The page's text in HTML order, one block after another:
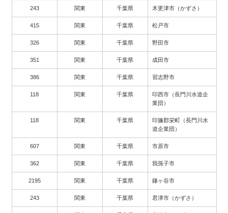
243 関東 千葉県 木更津市（かずさ）
415 関東 千葉県 松戸市
326 関東 千葉県 野田市
351 関東 千葉県 成田市
386 関東 千葉県 習志野市
118 関東 千葉県
印西市（長門川水道企
業団）
118 関東 千葉県
印旛郡栄町（長門川水
道企業団）
607 関東 千葉県 市原市
362 関東 千葉県 我孫子市
2195 関東 千葉県 鎌ヶ谷市
243 関東 千葉県 君津市（かずさ）